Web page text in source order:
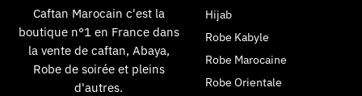
Caftan Marocain c'est la
boutique n°1 en France dans
la vente de caftan, Abaya,
Robe de soirée et pleins
d'autres.
Hijab
Robe Kabyle
Robe Marocaine
Robe Orientale